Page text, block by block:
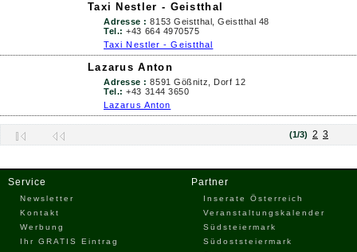
Taxi Nestler - Geistthal
Adresse :8153 Geistthal, Geistthal 48
Tel.:+43 664 4970575
Taxi Nestler - Geistthal
Lazarus Anton
Adresse :8591 Gößnitz, Dorf 12
Tel.:+43 3144 3650
Lazarus Anton
(1/3) 2 3
Service
Newsletter
Kontakt
Werbung
Ihr GRATIS Eintrag
Partner
Inserate Österreich
Veranstaltungskalender
Südsteiermark
Südoststeiermark